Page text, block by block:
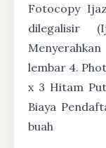
Fotocopy
dilegalisir
lembar 4.
x 3 Hitam
Biaya
buah